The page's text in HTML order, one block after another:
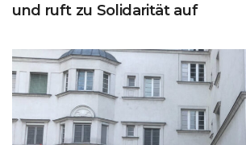
und ruft zu Solidarität auf